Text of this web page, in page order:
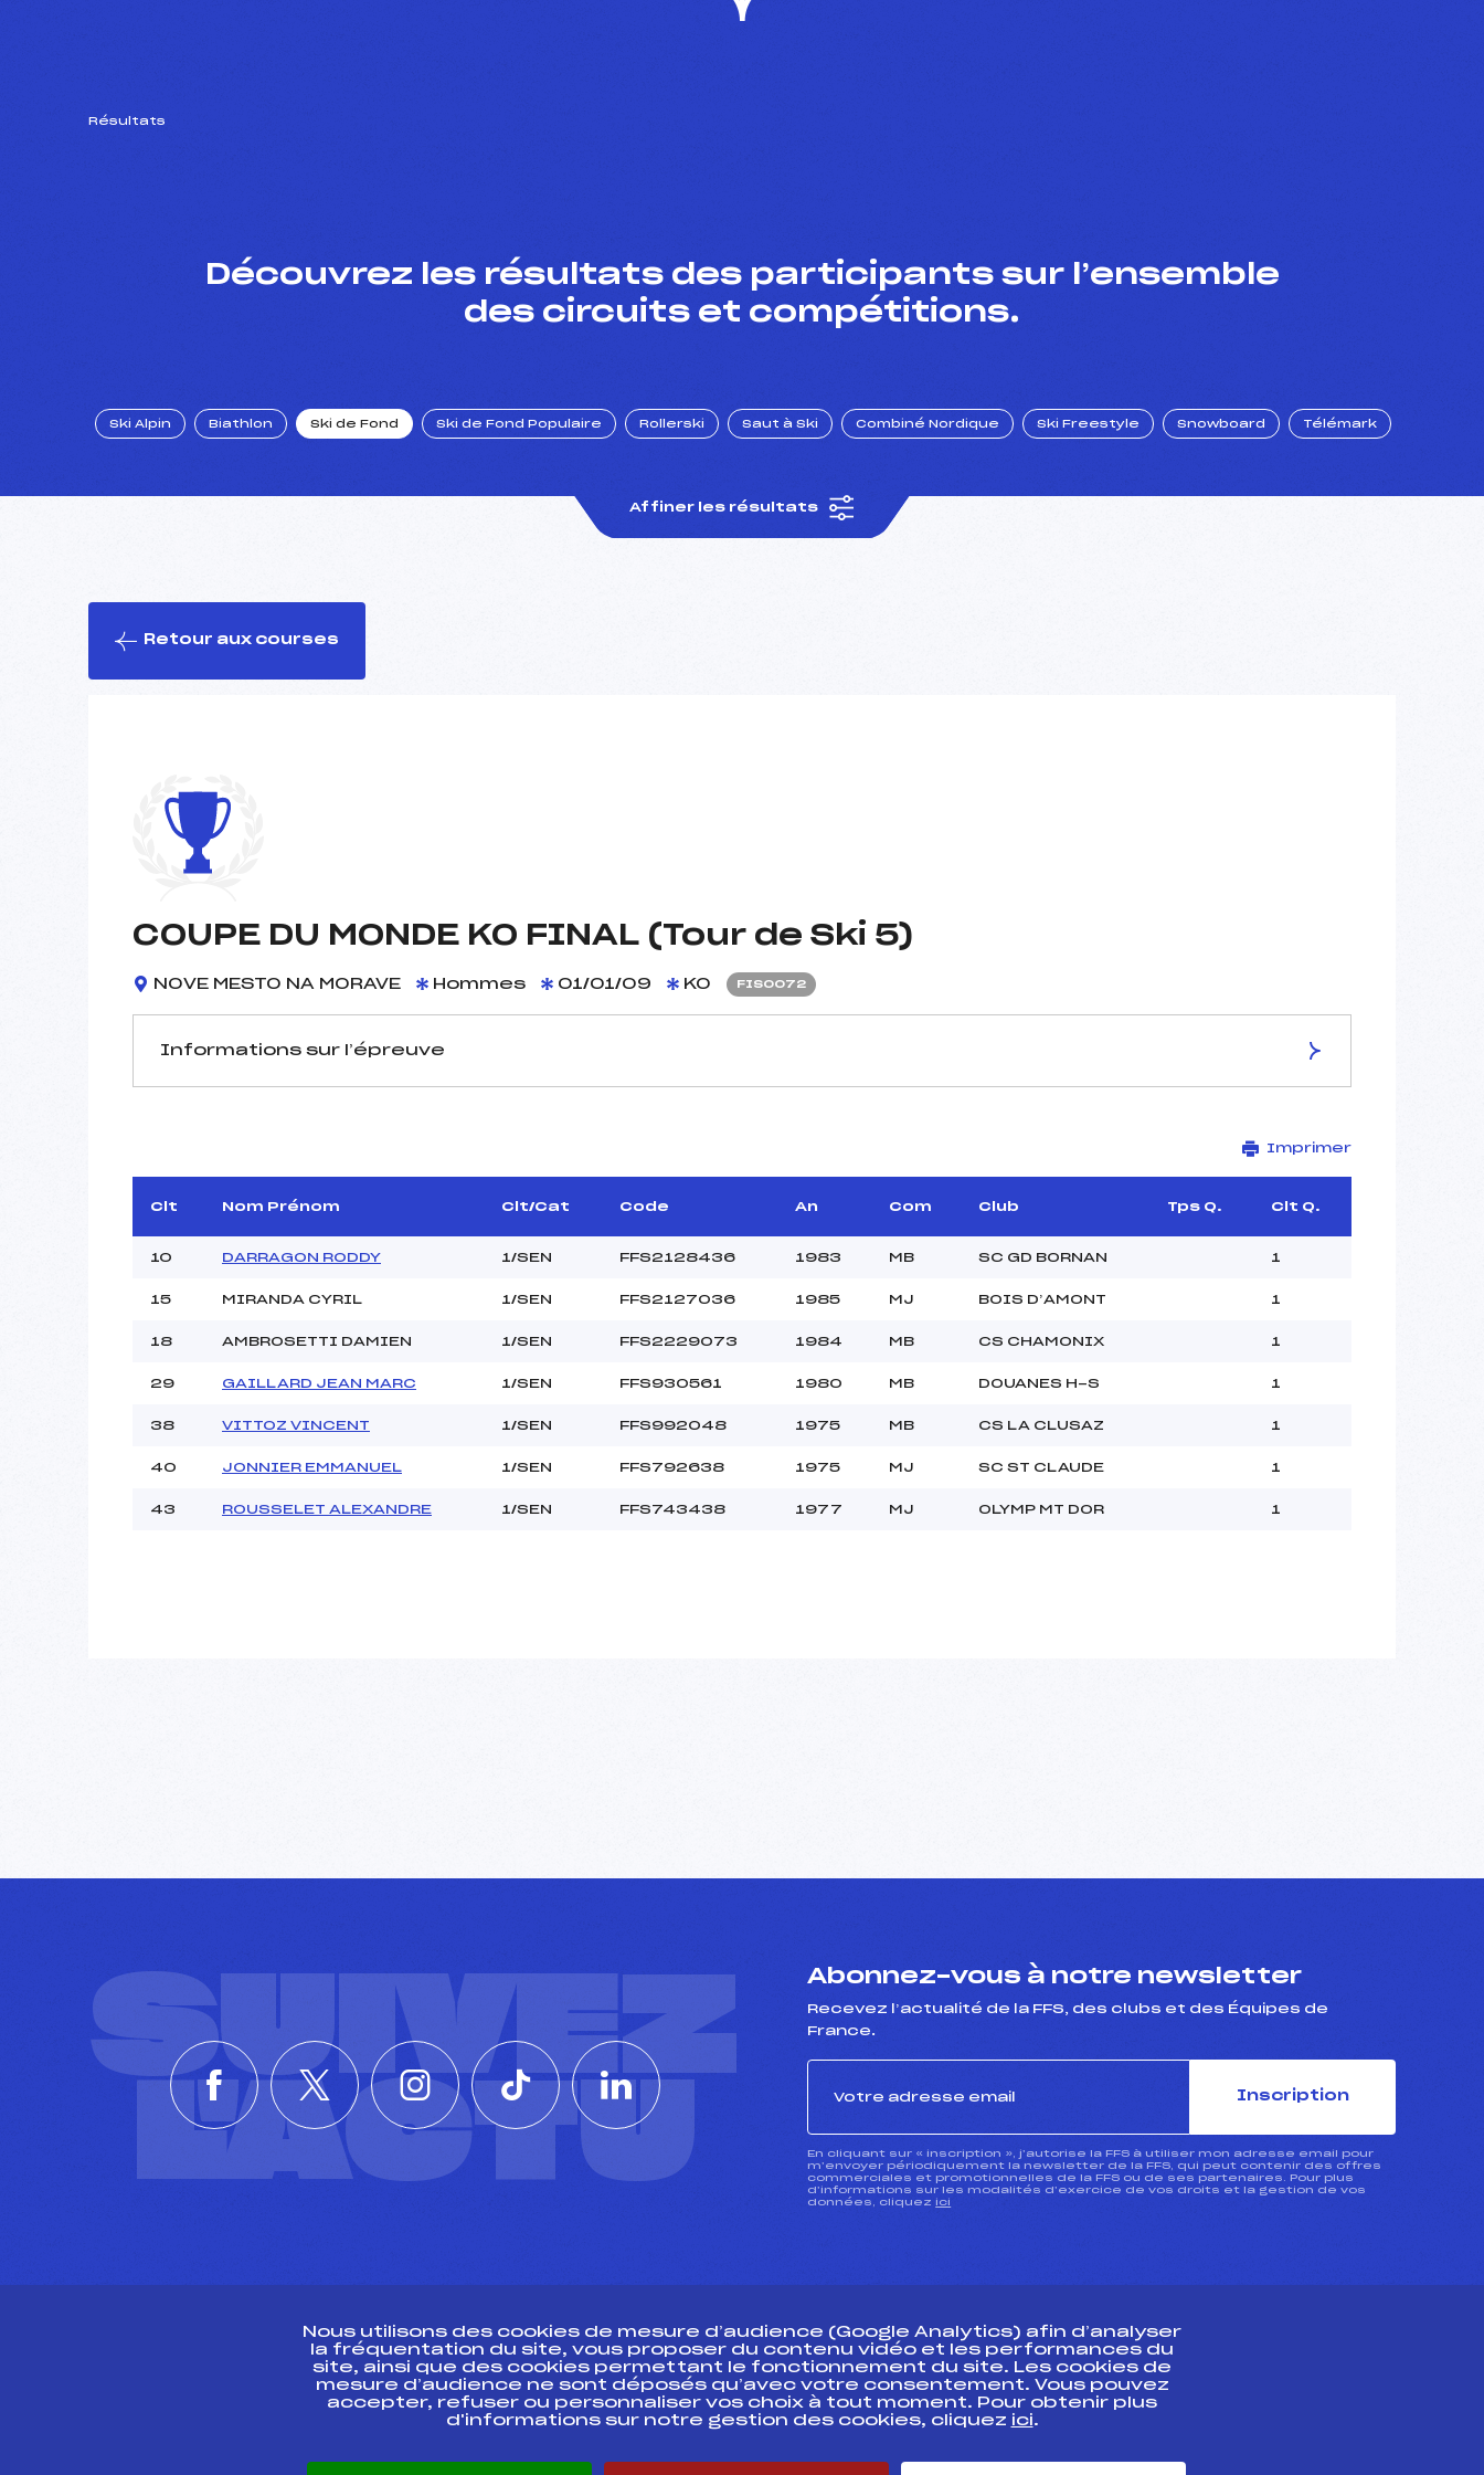
Résultats
Découvrez les résultats des participants sur l’ensemble
des circuits et compétitions.
Ski Alpin Biathlon Ski de Fond Ski de Fond Populaire Rollerski Saut à Ski Combiné Nordique Ski Freestyle Snowboard Télémark
Affiner les résultats
Retour aux courses
COUPE DU MONDE KO FINAL (Tour de Ski 5)
NOVE MESTO NA MORAVE Hommes 01/01/09 KO FIS0072
Informations sur l’épreuve
D.T Adjoint :
–
Dir. Epreuve :
–
Distance :
1.2 km
Point Haut :
Homologation :
Pénalité appliquée :
–
Catégorie :
SEN
Imprimer
Clt Nom Prénom Clt/Cat Code An Com Club Tps Q. Clt Q.
10 DARRAGON RODDY 1/SEN FFS2128436 1983 MB SC GD BORNAN 1
15 MIRANDA CYRIL 1/SEN FFS2127036 1985 MJ BOIS D’AMONT 1
18 AMBROSETTI DAMIEN 1/SEN FFS2229073 1984 MB CS CHAMONIX 1
29 GAILLARD JEAN MARC 1/SEN FFS930561 1980 MB DOUANES H-S 1
38 VITTOZ VINCENT 1/SEN FFS992048 1975 MB CS LA CLUSAZ 1
40 JONNIER EMMANUEL 1/SEN FFS792638 1975 MJ SC ST CLAUDE 1
43 ROUSSELET ALEXANDRE 1/SEN FFS743438 1977 MJ OLYMP MT DOR 1
SUIVEZ
L'ACTU
Abonnez-vous à notre newsletter
Recevez l’actualité de la FFS, des clubs et des Équipes de
France.
Inscription
En cliquant sur « inscription », j’autorise la FFS à utiliser mon adresse email pour
m’envoyer périodiquement la newsletter de la FFS, qui peut contenir des offres
commerciales et promotionnelles de la FFS ou de ses partenaires. Pour plus
d’informations sur les modalités d’exercice de vos droits et la gestion de vos
données, cliquez ici
Ressources
Pass’Neige
Projet sportif fédéral
Pôle vie de l’athlète
Enseignement professionnel
Nous utilisons des cookies de mesure d’audience (Google Analytics) afin d’analyser
la fréquentation du site, vous proposer du contenu vidéo et les performances du
site, ainsi que des cookies permettant le fonctionnement du site. Les cookies de
mesure d’audience ne sont déposés qu’avec votre consentement. Vous pouvez
accepter, refuser ou personnaliser vos choix à tout moment. Pour obtenir plus
d'informations sur notre gestion des cookies, cliquez ici.